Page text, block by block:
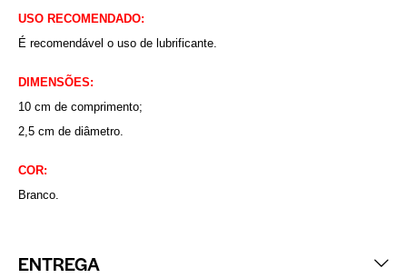
USO RECOMENDADO:
É recomendável o uso de lubrificante.
DIMENSÕES:
10 cm de comprimento;
2,5 cm de diâmetro.
COR:
Branco.
ENTREGA